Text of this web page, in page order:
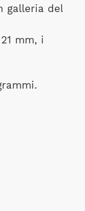
galleria del
mm, i